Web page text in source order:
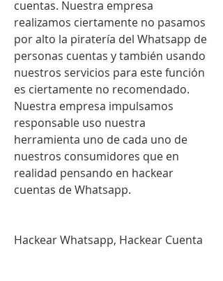
cuentas. Nuestra empresa
realizamos ciertamente no pasamos
por alto la piratería del Whatsapp de
personas cuentas y también usando
nuestros servicios para este función
es ciertamente no recomendado.
Nuestra empresa impulsamos
responsable uso nuestra
herramienta uno de cada uno de
nuestros consumidores que en
realidad pensando en hackear
cuentas de Whatsapp.
Hackear Whatsapp, Hackear Cuenta